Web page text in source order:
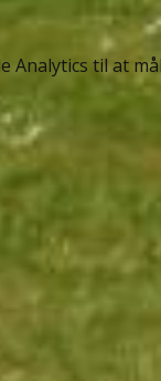
Analytics til at